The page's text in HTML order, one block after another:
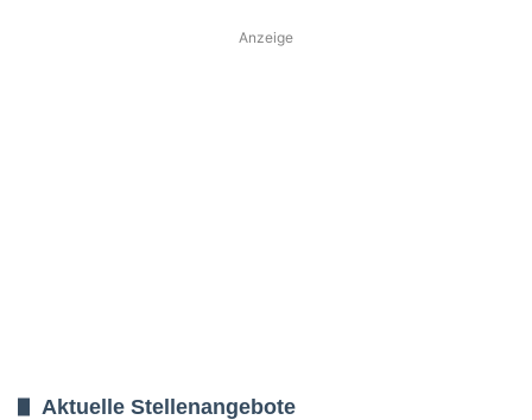
Anzeige
Aktuelle Stellenangebote